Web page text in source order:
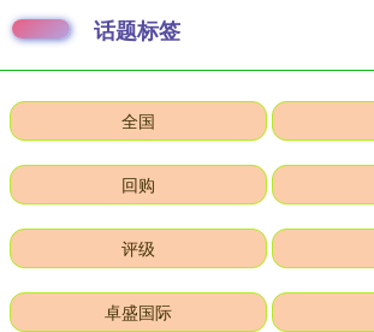
话题标签
全国
回购
评级
卓盛国际